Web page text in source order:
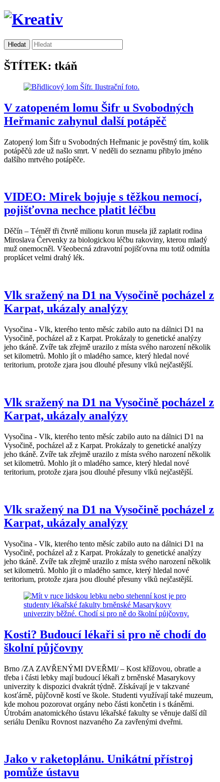
ŠTÍTEK: tkáň
V zatopeném lomu Šifr u Svobodných
Heřmanic zahynul další potápěč
Zatopený lom Šifr u Svobodných Heřmanic je pověstný tím, kolik
potápěčů zde už našlo smrt. V neděli do seznamu přibylo jméno
dalšího mrtvého potápěče.
VIDEO: Mirek bojuje s těžkou nemocí,
pojišťovna nechce platit léčbu
Děčín – Téměř tři čtvrtě milionu korun musela již zaplatit rodina
Miroslava Červenky za biologickou léčbu rakoviny, kterou mladý
muž onemocněl. Všeobecná zdravotní pojišťovna mu totiž odmítla
proplácet velmi drahý lék.
Vlk sražený na D1 na Vysočině pocházel z
Karpat, ukázaly analýzy
Vysočina - Vlk, kterého tento měsíc zabilo auto na dálnici D1 na
Vysočině, pocházel až z Karpat. Prokázaly to genetické analýzy
jeho tkáně. Zvíře tak zřejmě urazilo z místa svého narození několik
set kilometrů. Mohlo jít o mladého samce, který hledal nové
teritorium, protože zjara jsou dlouhé přesuny vlků nejčastější.
Vlk sražený na D1 na Vysočině pocházel z
Karpat, ukázaly analýzy
Vysočina - Vlk, kterého tento měsíc zabilo auto na dálnici D1 na
Vysočině, pocházel až z Karpat. Prokázaly to genetické analýzy
jeho tkáně. Zvíře tak zřejmě urazilo z místa svého narození několik
set kilometrů. Mohlo jít o mladého samce, který hledal nové
teritorium, protože zjara jsou dlouhé přesuny vlků nejčastější.
Vlk sražený na D1 na Vysočině pocházel z
Karpat, ukázaly analýzy
Vysočina - Vlk, kterého tento měsíc zabilo auto na dálnici D1 na
Vysočině, pocházel až z Karpat. Prokázaly to genetické analýzy
jeho tkáně. Zvíře tak zřejmě urazilo z místa svého narození několik
set kilometrů. Mohlo jít o mladého samce, který hledal nové
teritorium, protože zjara jsou dlouhé přesuny vlků nejčastější.
Kosti? Budoucí lékaři si pro ně chodí do
školní půjčovny
Brno /ZA ZAVŘENÝMI DVEŘMI/ – Kost křížovou, obratle a
třeba i části lebky mají budoucí lékaři z brněnské Masarykovy
univerzity k dispozici dvakrát týdně. Získávají je v takzvané
kosťárně, půjčovně kostí ve škole. Studenti využívají také muzeum,
kde mohou pozorovat orgány nebo části končetin i s tkáněmi.
Útrobám anatomického ústavu lékařské fakulty se věnuje další díl
seriálu Deníku Rovnost nazvaného Za zavřenými dveřmi.
Jako v raketoplánu. Unikátní přístroj
pomůže ústavu